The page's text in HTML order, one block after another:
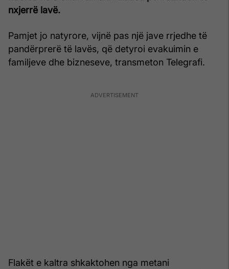
nxjerrë lavë.
Pamjet jo natyrore, vijnë pas një jave rrjedhe të
pandërprerë të lavës, që detyroi evakuimin e
familjeve dhe bizneseve, transmeton Telegrafi.
Flakët e kaltra shkaktohen nga metani